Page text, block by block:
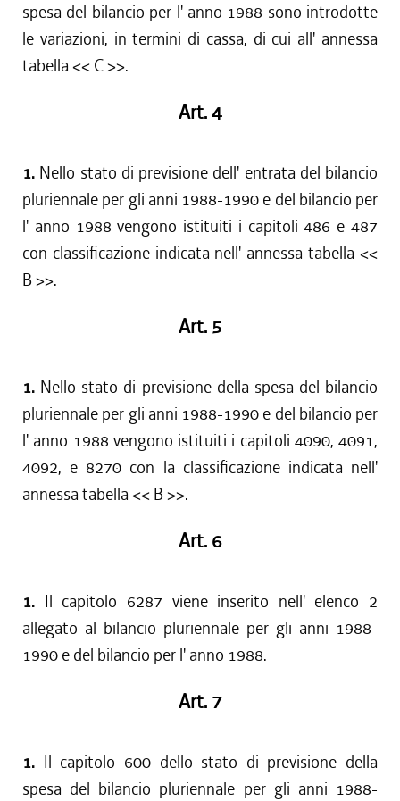
spesa del bilancio per l' anno 1988 sono introdotte
le variazioni, in termini di cassa, di cui all' annessa
tabella << C >>.
Art. 4
1. Nello stato di previsione dell' entrata del bilancio
pluriennale per gli anni 1988-1990 e del bilancio per
l' anno 1988 vengono istituiti i capitoli 486 e 487
con classificazione indicata nell' annessa tabella <<
B >>.
Art. 5
1. Nello stato di previsione della spesa del bilancio
pluriennale per gli anni 1988-1990 e del bilancio per
l' anno 1988 vengono istituiti i capitoli 4090, 4091,
4092, e 8270 con la classificazione indicata nell'
annessa tabella << B >>.
Art. 6
1. Il capitolo 6287 viene inserito nell' elenco 2
allegato al bilancio pluriennale per gli anni 1988-
1990 e del bilancio per l' anno 1988.
Art. 7
1. Il capitolo 600 dello stato di previsione della
spesa del bilancio pluriennale per gli anni 1988-